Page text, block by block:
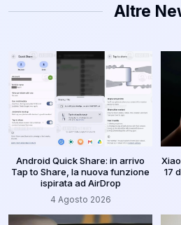
Altre
Android Quick Share: in arrivo
Tap to Share, la nuova funzione
ispirata ad AirDrop
4 Agosto 2026
17